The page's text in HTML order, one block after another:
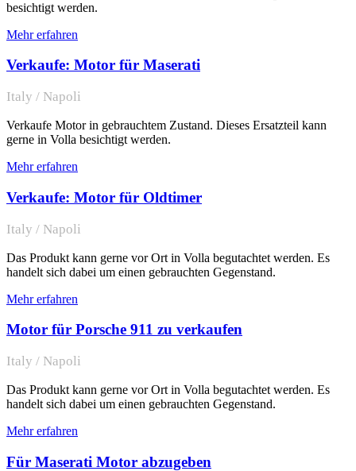
besichtigt werden.
Mehr erfahren
Verkaufe: Motor für Maserati
Italy / Napoli
Verkaufe Motor in gebrauchtem Zustand. Dieses Ersatzteil kann
gerne in Volla besichtigt werden.
Mehr erfahren
Verkaufe: Motor für Oldtimer
Italy / Napoli
Das Produkt kann gerne vor Ort in Volla begutachtet werden. Es
handelt sich dabei um einen gebrauchten Gegenstand.
Mehr erfahren
Motor für Porsche 911 zu verkaufen
Italy / Napoli
Das Produkt kann gerne vor Ort in Volla begutachtet werden. Es
handelt sich dabei um einen gebrauchten Gegenstand.
Mehr erfahren
Für Maserati Motor abzugeben